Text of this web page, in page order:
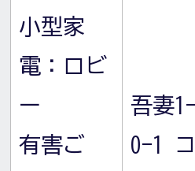
小型家
電：ロビ
ー
有害ご
吾妻
0-1